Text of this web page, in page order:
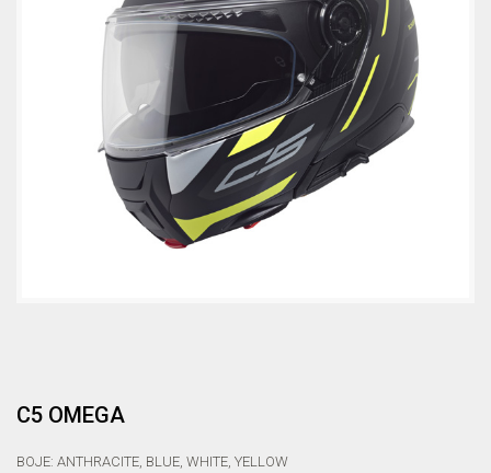
C5 OMEGA
BOJE: ANTHRACITE, BLUE, WHITE, YELLOW